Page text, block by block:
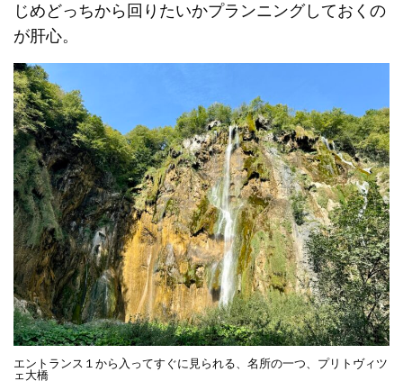
じめどっちから回りたいかプランニングしておくの
が肝心。
エントランス１から入ってすぐに見られる、名所の一つ、プリトヴィツ
ェ大橋